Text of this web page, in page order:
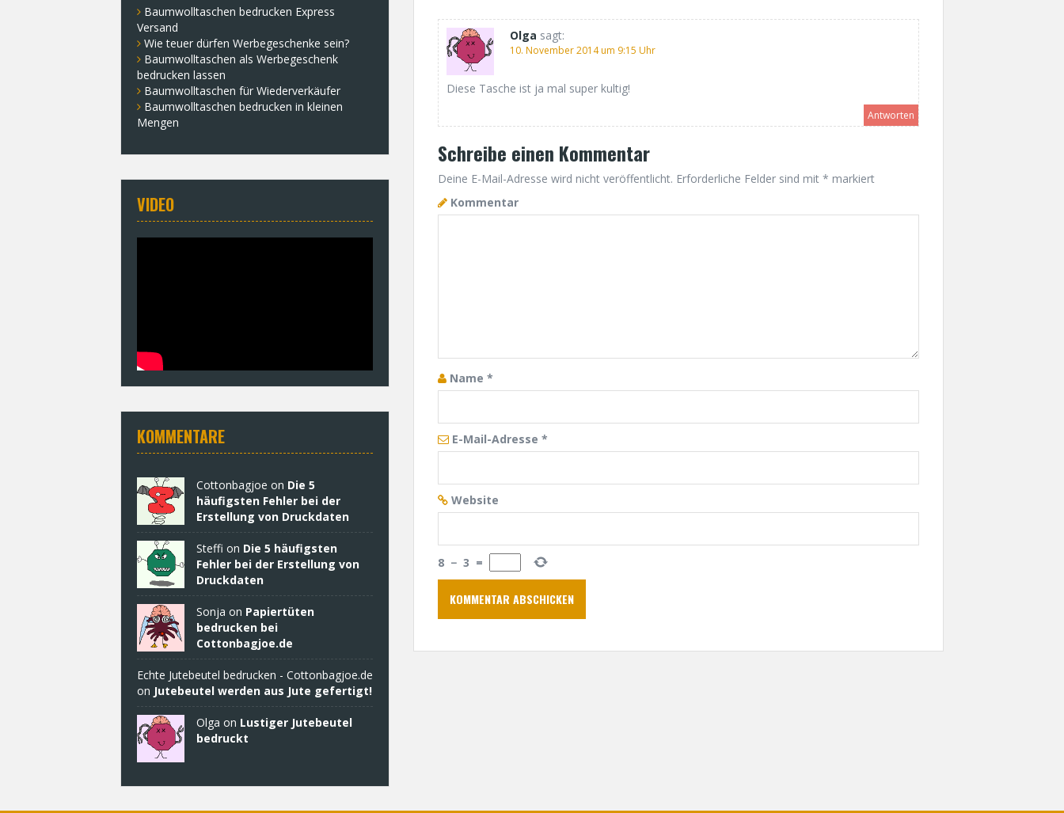
Olga sagt:
10. November 2014 um 9:15 Uhr
Diese Tasche ist ja mal super kultig!
Antworten
Schreibe einen Kommentar
Deine E-Mail-Adresse wird nicht veröffentlicht. Erforderliche Felder sind mit * markiert
Kommentar
Name *
E-Mail-Adresse *
Website
8 − 3 =
Baumwolltaschen bedrucken Express
Versand
Wie teuer dürfen Werbegeschenke sein?
Baumwolltaschen als Werbegeschenk
bedrucken lassen
Baumwolltaschen für Wiederverkäufer
Baumwolltaschen bedrucken in kleinen
Mengen
VIDEO
KOMMENTARE
Cottonbagjoe on Die 5
häufigsten Fehler bei der
Erstellung von Druckdaten
Steffi on Die 5 häufigsten
Fehler bei der Erstellung von
Druckdaten
Sonja on Papiertüten
bedrucken bei
Cottonbagjoe.de
Echte Jutebeutel bedrucken - Cottonbagjoe.de
on Jutebeutel werden aus Jute gefertigt!
Olga on Lustiger Jutebeutel
bedruckt